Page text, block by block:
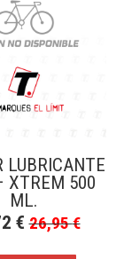
LUBRICANTE
XTREM 500
ML.
€ 26,95€